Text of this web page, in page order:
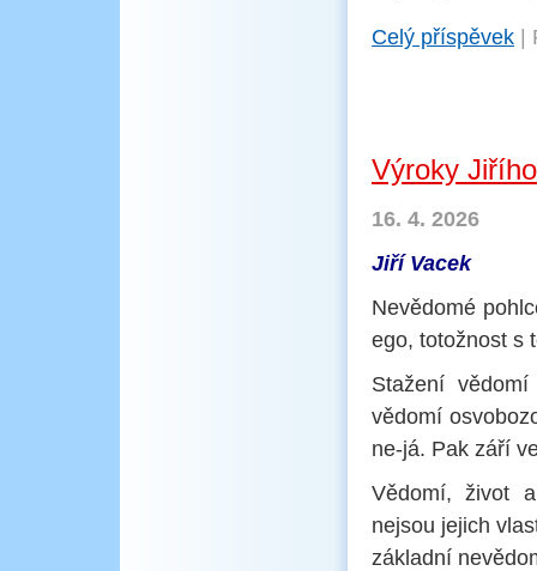
Celý příspěvek
Výroky
16. 4. 2026
Jiří Vacek
Nevědomé
ego, totožnost s
Stažení
vědomí
ne-já. Pak září
Vědomí, život
nejsou jejich
základní